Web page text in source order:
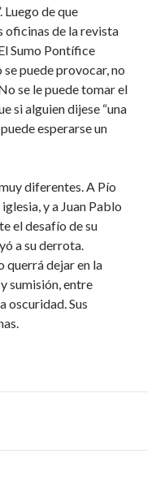
Luego de que
oficinas de la revista
Sumo Pontífice
puede provocar, no
se le puede tomar el
si alguien dijese “una
esperarse un
diferentes. A Pío
y a Juan Pablo
el desafío de su
a su derrota.
querrá dejar en la
sumisión, entre
oscuridad. Sus